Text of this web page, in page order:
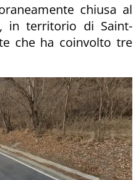
chiusa al
in territorio di Saint-
che ha coinvolto tre